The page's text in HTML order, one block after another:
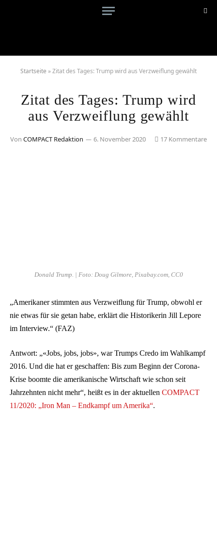
Startseite »Zitat des Tages: Trump wird aus Verzweiflung gewählt
Zitat des Tages: Trump wird
aus Verzweiflung gewählt
Von COMPACT Redaktion 6. November 2020 17 Kommentare
Donald Trump. | Foto: Doug Gilmore, Pixabay.com, CC0
„Amerikaner stimmten aus Verzweiflung für Trump, obwohl er
nie etwas für sie getan habe, erklärt die Historikerin Jill Lepore
im Interview.“ (FAZ)
Antwort: „«Jobs, jobs, jobs», war Trumps Credo im Wahlkampf
2016. Und die hat er geschaffen: Bis zum Beginn der Corona-
Krise boomte die amerikanische Wirtschaft wie schon seit
Jahrzehnten nicht mehr“, heißt es in der aktuellen COMPACT
11/2020: „Iron Man – Endkampf um Amerika“.